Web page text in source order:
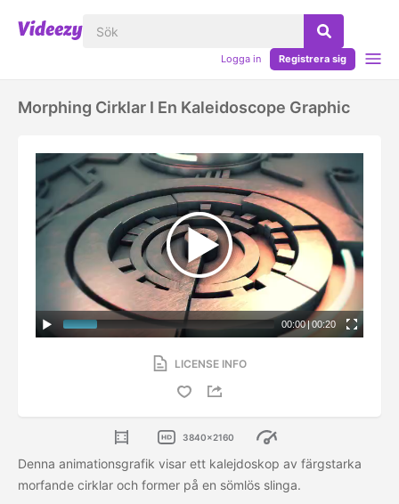
Logga in Registrera sig
Morphing Cirklar I En Kaleidoscope Graphic
00:00|00:20
LICENSE INFO
3840x2160
Denna animationsgrafik visar ett kalejdoskop av färgstarka
morfande cirklar och former på en sömlös slinga.